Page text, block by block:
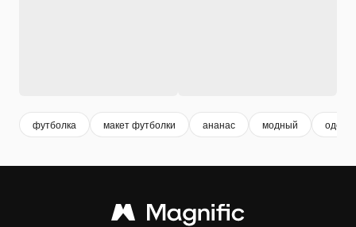
футболка макет футболки ананас модный